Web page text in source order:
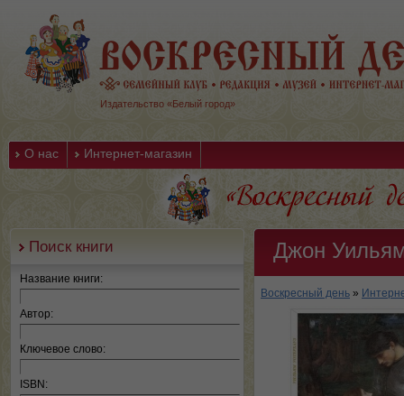
Издательство «Белый город»
О нас Интернет-магазин
Поиск книги
Название книги:
Автор:
Ключевое слово:
ISBN:
Джон
Воскресный день »